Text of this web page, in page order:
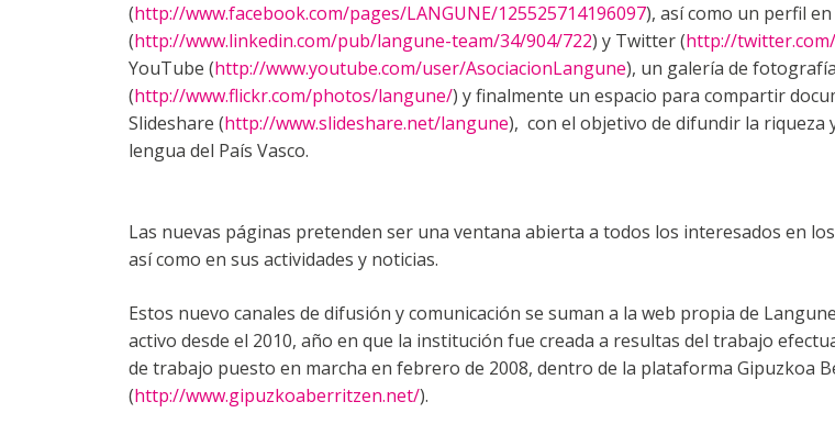
(http://www.facebook.com/pages/LANGUNE/125525714196097), así como un perfil
(http://www.linkedin.com/pub/langune-team/34/904/722) y Twitter (http://
YouTube (http://www.youtube.com/user/AsociacionLangune), un galería de
(http://www.flickr.com/photos/langune/) y finalmente un espacio para compartir
Slideshare (http://www.slideshare.net/langune), con el objetivo de difundir la riqueza
lengua del País Vasco.
Las nuevas páginas pretenden ser una ventana abierta a todos los interesados en
así como en sus actividades y noticias.
Estos nuevo canales de difusión y comunicación se suman a la web propia de
activo desde el 2010, año en que la institución fue creada a resultas del trabajo
de trabajo puesto en marcha en febrero de 2008, dentro de la plataforma Gipuzkoa
(http://www.gipuzkoaberritzen.net/).